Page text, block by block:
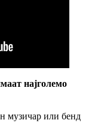
најголемо
музичар или бенд